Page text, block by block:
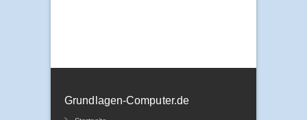
Grundlagen-Computer.de